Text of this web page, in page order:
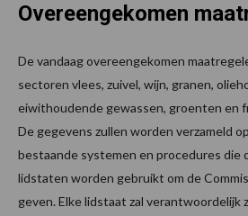
Overeengekomen
De vandaag overeengekomen
sectoren vlees, zuivel, wijn, granen,
eiwithoudende gewassen, groenten en
De gegevens zullen worden verzameld
bestaande systemen en procedures die
lidstaten worden gebruikt om de
geven. Elke lidstaat zal verantwoordelijk